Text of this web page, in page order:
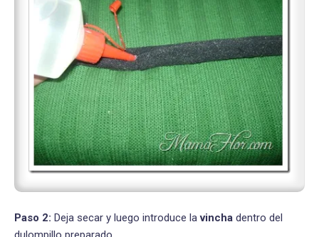
Paso 2: Deja secar y luego introduce lavincha dentro del